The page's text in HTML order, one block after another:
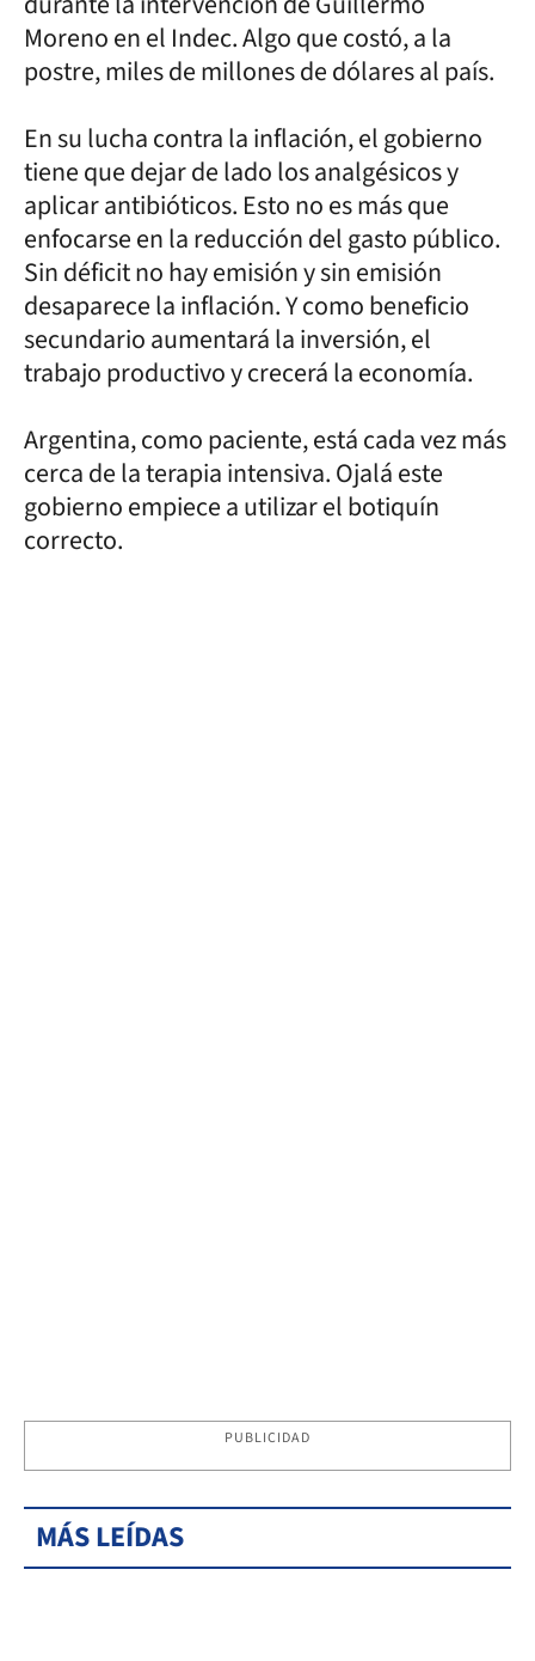
Moreno en el Indec. Algo que costó, a la
postre, miles de millones de dólares al país.
En su lucha contra la inflación, el gobierno
tiene que dejar de lado los analgésicos y
aplicar antibióticos. Esto no es más que
enfocarse en la reducción del gasto público.
Sin déficit no hay emisión y sin emisión
desaparece la inflación. Y como beneficio
secundario aumentará la inversión, el
trabajo productivo y crecerá la economía.
Argentina, como paciente, está cada vez más
cerca de la terapia intensiva. Ojalá este
gobierno empiece a utilizar el botiquín
correcto.
PUBLICIDAD
MÁS LEÍDAS